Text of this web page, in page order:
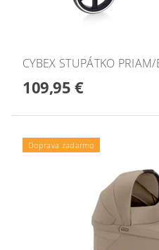
CYBEX STUPÁTKO
109,95 €
Doprava zadarmo